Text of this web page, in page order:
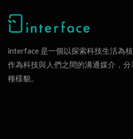
interface 是一個以探索科技生活為
作為科技與人們之間的溝通媒介，
種樣貌。